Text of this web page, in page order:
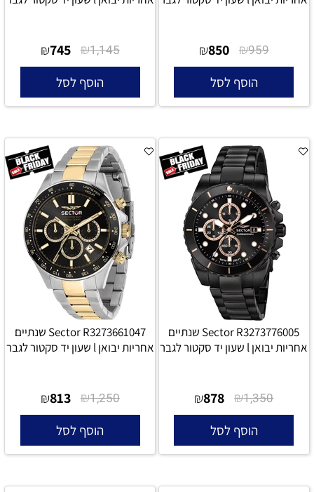
₪959
₪850
הוסף לסל
₪1,145
₪745
הוסף לסל
Sector R3273776005 שנתיים
אחריות יבואן l שעון יד סקטור לגבר
₪1,350
₪878
הוסף לסל
Sector R3273661047 שנתיים
אחריות יבואן l שעון יד סקטור לגבר
₪1,250
₪813
הוסף לסל